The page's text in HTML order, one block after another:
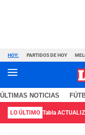
HOY: PARTIDOS DE HOY
ÚLTIMAS NOTICIAS
LO ÚLTIMO Tabla